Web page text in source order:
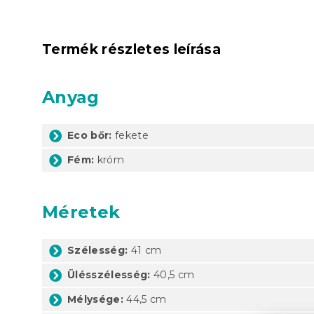
Termék részletes leírása
Anyag
Eco bőr: fekete
Fém: króm
Méretek
Szélesség: 41 cm
Ülésszélesség: 40,5 cm
Mélysége: 44,5 cm